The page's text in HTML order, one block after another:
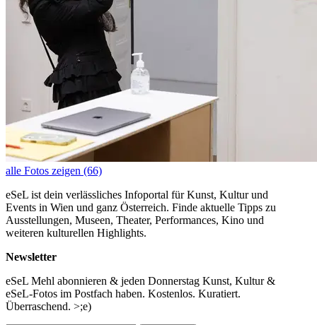
alle Fotos zeigen (66)
eSeL ist dein verlässliches Infoportal für Kunst, Kultur und
Events in Wien und ganz Österreich. Finde aktuelle Tipps zu
Ausstellungen, Museen, Theater, Performances, Kino und
weiteren kulturellen Highlights.
Newsletter
eSeL Mehl abonnieren & jeden Donnerstag Kunst, Kultur &
eSeL-Fotos im Postfach haben. Kostenlos. Kuratiert.
Überraschend. >;e)